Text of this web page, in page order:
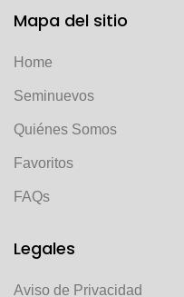
Mapa del sitio
Home
Seminuevos
Quiénes Somos
Favoritos
FAQs
Legales
Aviso de Privacidad